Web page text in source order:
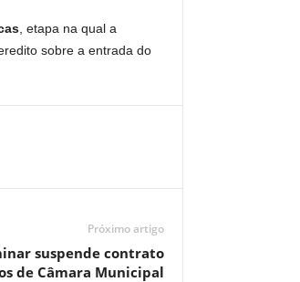
, etapa na qual a
sobre a entrada do
Próximo artigo
suspende contrato
de Câmara Municipal